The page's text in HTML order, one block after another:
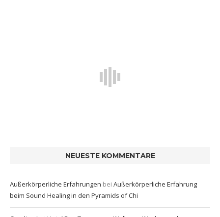
NEUESTE KOMMENTARE
Außerkörperliche Erfahrungen bei Außerkörperliche Erfahrung
beim Sound Healing in den Pyramids of Chi